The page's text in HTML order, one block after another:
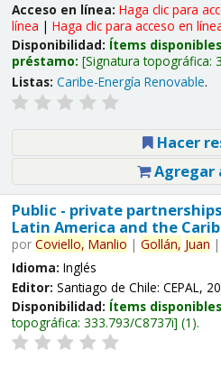
Acceso en línea: Haga clic para
línea | Haga clic para acceso en
Disponibilidad: Ítems
préstamo: Signatura topográfica:
Listas: Caribe-Energía Renovable.
Hacer
Agregar
Public - private
Latin America and the
por Coviello, Manlio | Gollán, Juan |
Idioma: Inglés
Editor: Santiago de Chile: CEPAL,
Disponibilidad: Ítems
topográfica: 333.793/C8737i (1).